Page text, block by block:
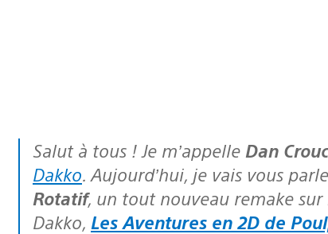
Salut à tous ! Je m’appelle Dan
Dakko. Aujourd’hui, je vais vous
Rotatif, un tout nouveau remake sur
Dakko, Les Aventures en 2D de